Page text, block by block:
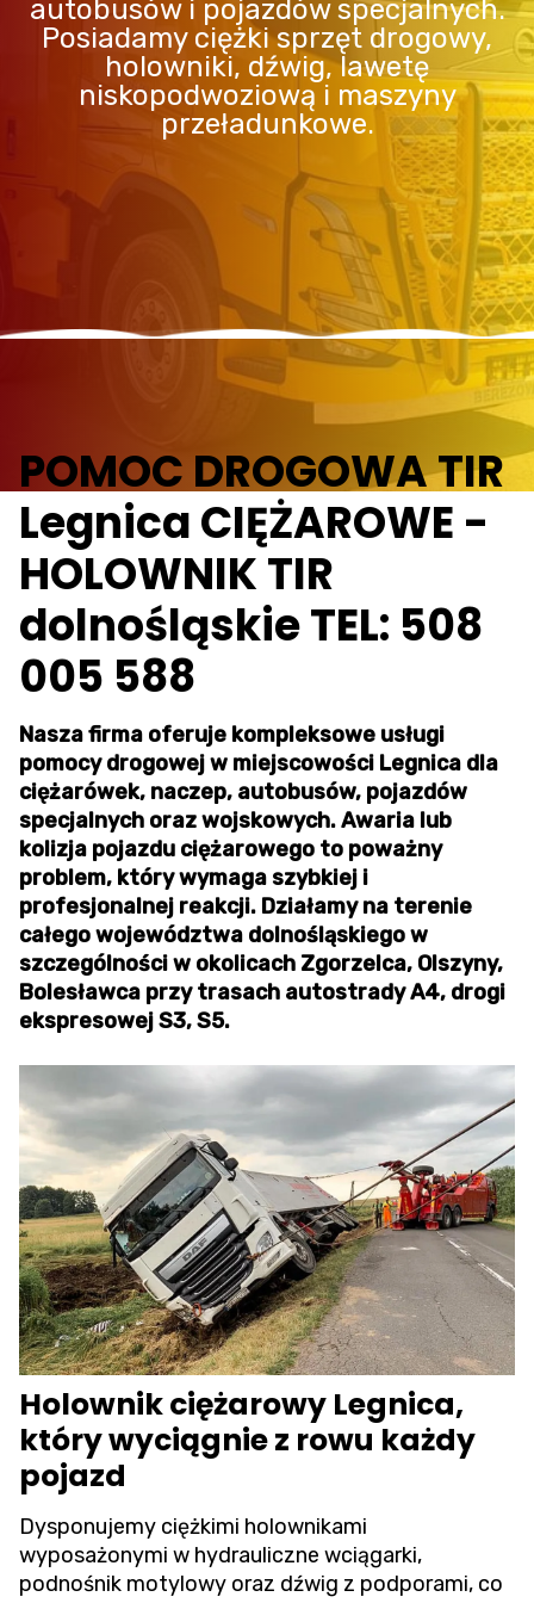
autobusów i pojazdów specjalnych.
Posiadamy ciężki sprzęt drogowy,
holowniki, dźwig, lawetę
niskopodwoziową i maszyny
przeładunkowe.
POMOC DROGOWA TIR
Legnica CIĘŻAROWE -
HOLOWNIK TIR
dolnośląskie TEL: 508
005 588
Nasza firma oferuje kompleksowe usługi
pomocy drogowej w miejscowości Legnica dla
ciężarówek, naczep, autobusów, pojazdów
specjalnych oraz wojskowych. Awaria lub
kolizja pojazdu ciężarowego to poważny
problem, który wymaga szybkiej i
profesjonalnej reakcji. Działamy na terenie
całego województwa dolnośląskiego w
szczególności w okolicach Zgorzelca, Olszyny,
Bolesławca przy trasach autostrady A4, drogi
ekspresowej S3, S5.
Holownik ciężarowy Legnica,
który wyciągnie z rowu każdy
pojazd
Dysponujemy ciężkimi holownikami
wyposażonymi w hydrauliczne wciągarki,
podnośnik motylowy oraz dźwig z podporami, co